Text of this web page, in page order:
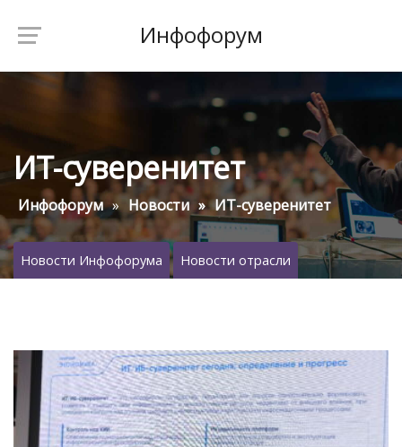
Инфофорум
ИТ-суверенитет
Инфофорум Новости ИТ-суверенитет
Новости Инфофорума Новости отрасли